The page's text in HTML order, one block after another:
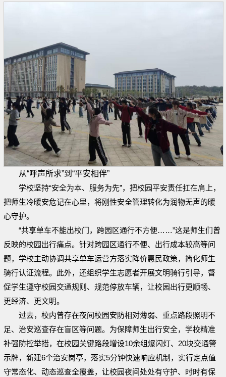
从“呼声所求”到“平安相伴”
学校坚持“安全为本、服务为先”，把校园平安责任扛在肩上，
把师生冷暖安危记在心里，将刚性安全管理转化为润物无声的暖
心守护。
“共享单车不能出校门，跨园区通行不方便……”这是师生们曾
反映的校园出行痛点。针对跨园区通行不便、出行成本较高等问
题，学校主动协调共享单车运营方落实降价惠民政策，简化师生
骑行认证流程。此外，还组织学生志愿者开展文明骑行引导，督
促学生遵守校园交通规则、规范停放车辆，让校园出行更顺畅、
更经济、更文明。
过去，校内曾存在夜间校园安防相对薄弱、重点路段照明不
足、治安巡查存在盲区等问题。为保障师生出行安全，学校精准
补强防控举措，在校园关键路段增设10余组爆闪灯、20块交通警
示牌，新建6个治安岗亭，落实5分钟快速响应机制，实行定点值
守常态化、动态巡查全覆盖，让校园夜间处处有守护、时时有保